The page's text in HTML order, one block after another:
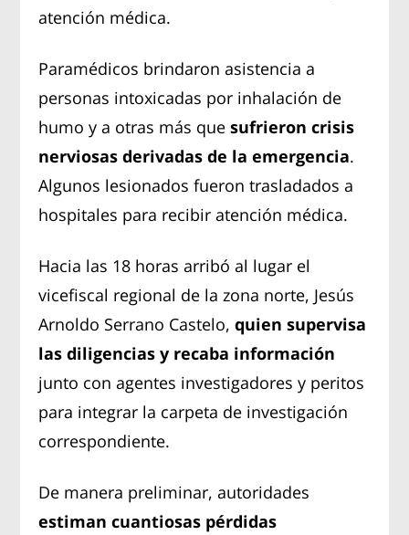
atención médica.
Paramédicos brindaron asistencia a
personas intoxicadas por inhalación de
humo y a otras más quesufrieron crisis
nerviosas derivadas de la emergencia.
Algunos lesionados fueron trasladados a
hospitales para recibir atención médica.
Hacia las 18 horas arribó al lugar el
vicefiscal regional de la zona norte, Jesús
Arnoldo Serrano Castelo,quien supervisa
las diligencias y recaba información
junto con agentes investigadores y peritos
para integrar la carpeta de investigación
correspondiente.
De manera preliminar, autoridades
estiman cuantiosas pérdidas